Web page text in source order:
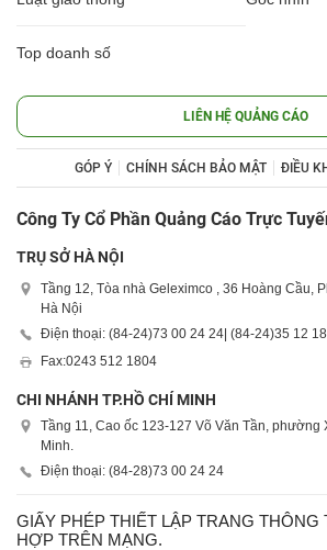
Top doanh số
LIÊN HỆ QUẢNG CÁO
GÓP Ý CHÍNH SÁCH BẢO MẬT ĐIỀU
Công Ty Cổ Phần Quảng Cáo Trực
TRỤ SỞ HÀ NỘI
Tầng 12, Tòa nhà Geleximco , 36 Hoàng Cầu,
Hà Nội
Điện thoại: (84-24)73 00 24 24 | (84-24)35 12
Fax:0243 512 1804
CHI NHÁNH TP.HỒ CHÍ MINH
Tầng 11, Cao ốc 123-127 Võ Văn Tần, phường
Minh.
Điện thoại: (84-28)73 00 24 24
GIẤY PHÉP THIẾT LẬP TRANG
HỢP TRÊN MẠNG.